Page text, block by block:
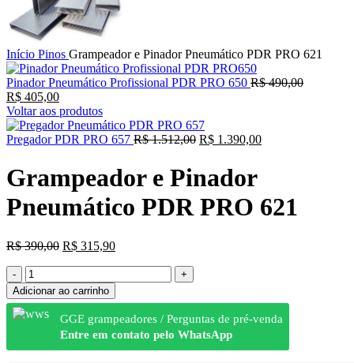
Início Pinos Grampeador e Pinador Pneumático PDR PRO 621
Pinador Pneumático Profissional PDR PRO 650 R$490,00
R$ 405,00
Voltar aos produtos
Pregador PDR PRO 657 R$1.512,00 R$ 1.390,00
Grampeador e Pinador
Pneumático PDR PRO 621
R$390,00 R$ 315,90
Adicionar ao carrinho
GGE grampeadores / Perguntas de pré-venda
Entre em contato pelo WhatsApp